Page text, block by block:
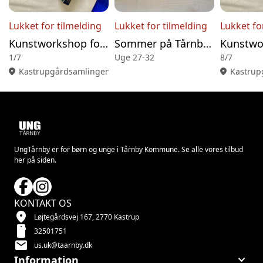
Lukket for tilmelding
Kunstworkshop for børn på Kastrupgårdsamlingen
1/7
location_on Kastrupgårdsamlingen, Kastrupvej 399, 2770 Kastrup
Lukket for tilmelding
Sommer på Tårnby Hovedbibliotek
Uge 27-32
Lukket
8/7
location_on
UngTårnby er for børn og unge i Tårnby Kommune. Se alle vores tilbud
her på siden.
KONTAKT OS
location_on Løjtegårdsvej 167, 2770 Kastrup
smartphone 32501751
mail us.uk@taarnby.dk
Information